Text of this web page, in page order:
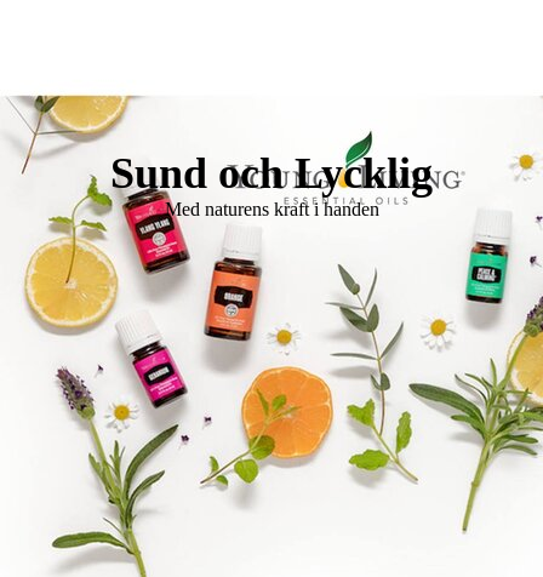
Logo Holistisk Hälsomässa
Sund och Lycklig
Med naturens kraft i handen